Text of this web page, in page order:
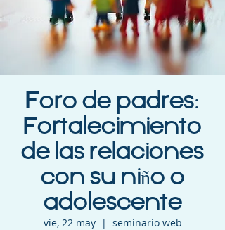
Foro de padres:
Fortalecimiento
de las relaciones
con su niño o
adolescente
vie, 22 may
  |
seminario web